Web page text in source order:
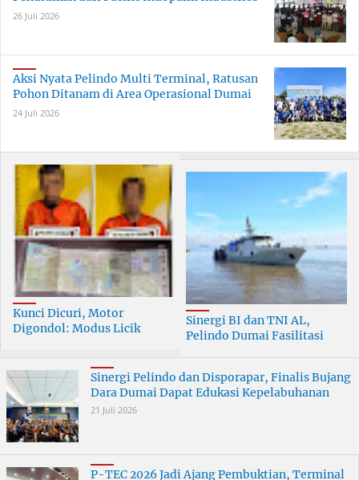
26 Juli 2026
Aksi Nyata Pelindo Multi Terminal, Ratusan
Pohon Ditanam di Area Operasional Dumai
24 Juli 2026
Kunci Dicuri, Motor
Digondol: Modus Licik
Terungkap
Sinergi BI dan TNI AL,
Pelindo Dumai Fasilitasi
Sinergi Pelindo dan Disporapar, Finalis Bujang
Dara Dumai Dapat Edukasi Kepelabuhanan
21 Juli 2026
P-TEC 2026 Jadi Ajang Pembuktian, Terminal